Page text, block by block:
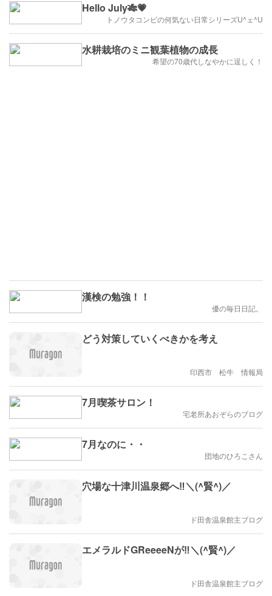
Hello July🎋💗
トノウタコンビの何気ない日常シリーズU^ェ^U
水耕栽培のミニ観葉植物の成長
希望の70歳代しなやかに逞しく！
漢検の勉強！！
優の毎日日記。
どう対策していくべきかを考え
印西市 松牛 情報局
7月喫茶サロン！
宅老所あおぞらのブログ
7月なのに・・
団地のひろこさん
穴場な十津川温泉郷へ‼️＼(^賢^)／
ド田舎温泉館主ブログ
エメラルドGReeeeNが‼️＼(^賢^)／
ド田舎温泉館主ブログ